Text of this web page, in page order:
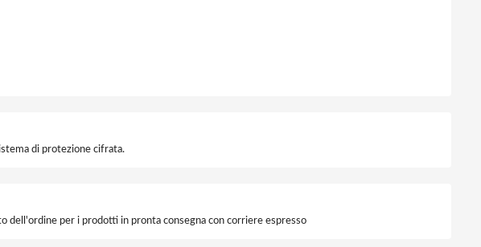
di protezione cifrata.
dell'ordine per i prodotti in pronta consegna con corriere espresso